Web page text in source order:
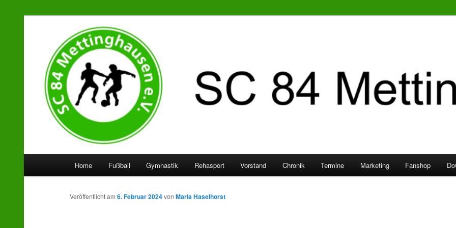
SC 84 Mettinghausen
Zum
Inhalt
Zum
sekundären
Home Fußball Gymnastik Rehasport Vorstand Chronik Termine Marketing Fanshop
Veröffentlicht am6. Februar 2024vonMaria Haselhorst